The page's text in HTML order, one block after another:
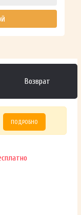
Возврат
ПОДРОБНО